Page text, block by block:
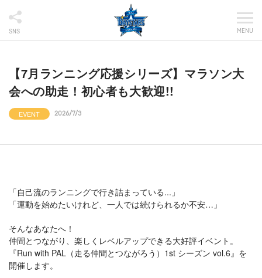
SNS MENU
【7月ランニング応援シリーズ】マラソン大
会への助走！初心者も大歓迎!!
EVENT 2026/7/3
「自己流のランニングで行き詰まっている...」
「運動を始めたいけれど、一人では続けられるか不安…」
そんなあなたへ！
仲間とつながり、楽しくレベルアップできる大好評イベント。
『Run with PAL（走る仲間とつながろう）1st シーズン vol.6』を
開催します。